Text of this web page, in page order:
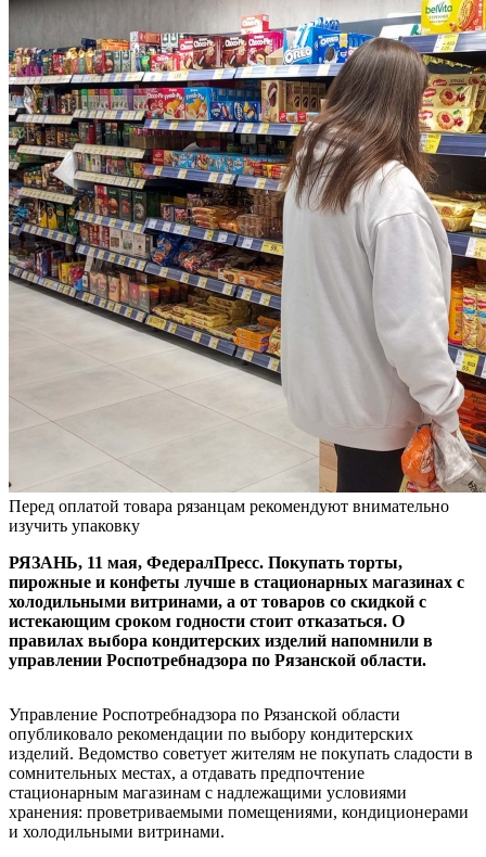
Перед оплатой товара рязанцам рекомендуют внимательно
изучить упаковку
РЯЗАНЬ, 11 мая, ФедералПресс. Покупать торты,
пирожные и конфеты лучше в стационарных магазинах с
холодильными витринами, а от товаров со скидкой с
истекающим сроком годности стоит отказаться. О
правилах выбора кондитерских изделий напомнили в
управлении Роспотребнадзора по Рязанской области.
Управление Роспотребнадзора по Рязанской области
опубликовало рекомендации по выбору кондитерских
изделий. Ведомство советует жителям не покупать сладости в
сомнительных местах, а отдавать предпочтение
стационарным магазинам с надлежащими условиями
хранения: проветриваемыми помещениями, кондиционерами
и холодильными витринами.